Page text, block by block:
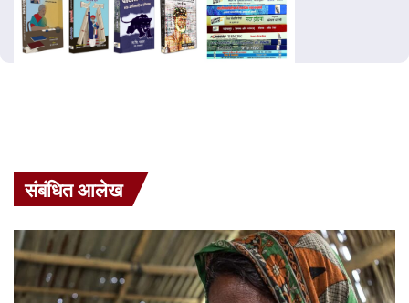
संबंधित आलेख